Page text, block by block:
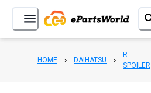
HOME DAIHATSU
R
SPOILER